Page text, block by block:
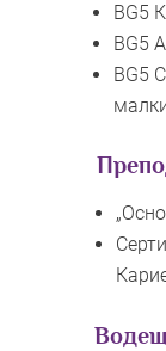
BG5
BG5
BG5
„